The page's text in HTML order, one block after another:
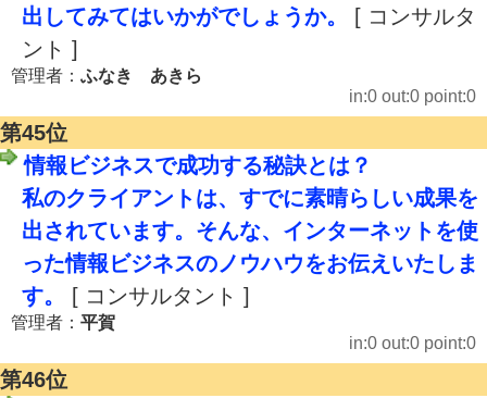
出してみてはいかがでしょうか。
[ コンサルタ
ント ]
管理者： ふなき あきら
in:0 out:0 point:0
第45位
情報ビジネスで成功する秘訣とは？
私のクライアントは、すでに素晴らしい成果を
出されています。そんな、インターネットを使
った情報ビジネスのノウハウをお伝えいたしま
す。
[ コンサルタント ]
管理者： 平賀
in:0 out:0 point:0
第46位